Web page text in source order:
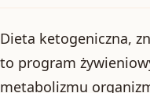
Dieta ketogeniczna,
to program
metabolizmu